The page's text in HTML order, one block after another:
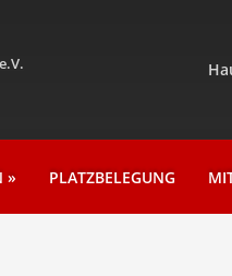
» PLATZBELEGUNG